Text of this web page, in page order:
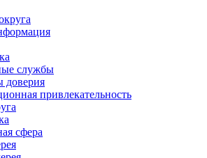
службы
доверия
привлекательность
сфера